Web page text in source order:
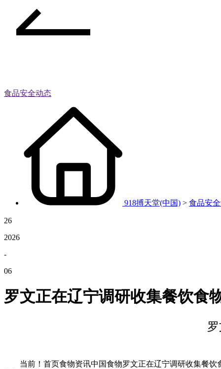
食品安全动态
918搏天堂(中国) > 食品安
26
2026
-
06
罗文正在辽宁调研收集餐饮食
当前！首页食物资讯中国食物罗文正在辽宁调研收集餐饮